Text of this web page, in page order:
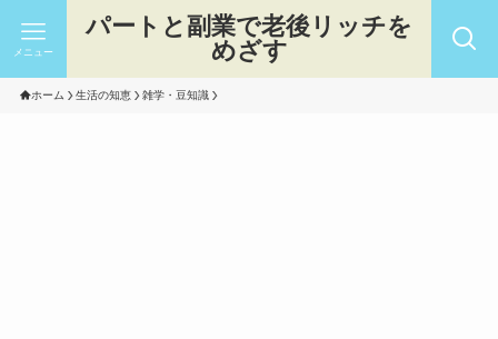
パートと副業で老後リッチを
めざす
メニュー
ホーム 生活の知恵 雑学・豆知識